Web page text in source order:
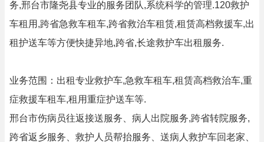
务,邢台市隆尧县专业的服务团队,系统科学的管理.120救护
车租用,跨省急救车租车,跨省救治车租赁,租赁高档救援车,出
租护送车等方便快捷异地,跨省,长途救护车出租服务.
业务范围：出租专业救护车,急救车租车,租赁高档救治车,重
症救援车租车,租用重症护送车等.
邢台市伤病员往返接送服务、病人出院服务,跨省转院服务,
跨省返乡服务、救护人员帮抬服务、送病人救护车回老家、